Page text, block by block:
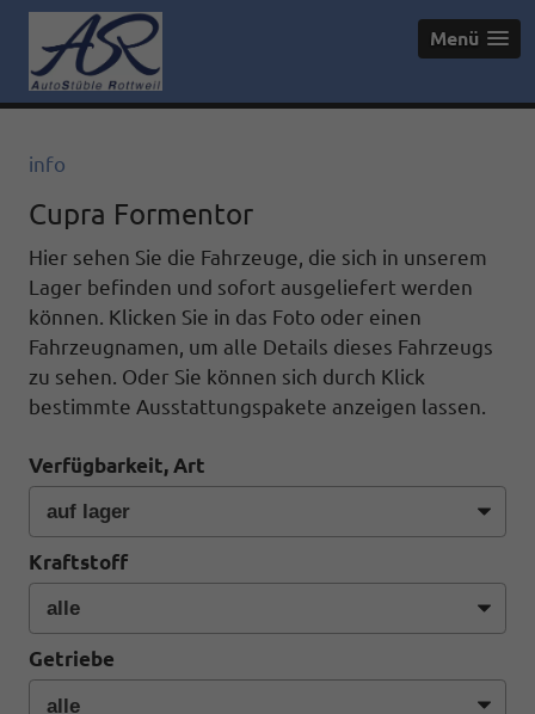
Menü
info
Cupra Formentor
Hier sehen Sie die Fahrzeuge, die sich in unserem
Lager befinden und sofort ausgeliefert werden
können. Klicken Sie in das Foto oder einen
Fahrzeugnamen, um alle Details dieses Fahrzeugs
zu sehen. Oder Sie können sich durch Klick
bestimmte Ausstattungspakete anzeigen lassen.
Verfügbarkeit, Art
Kraftstoff
Getriebe